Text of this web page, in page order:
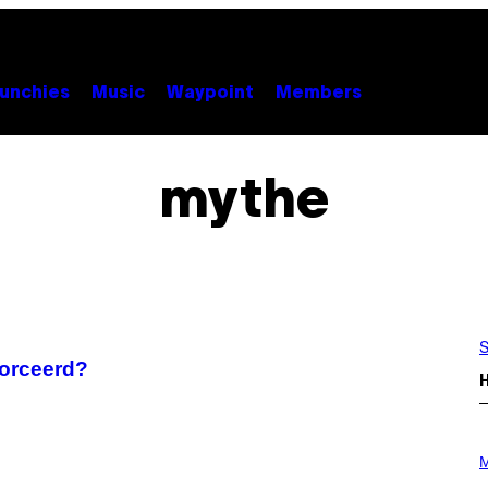
Music Waypoint Members
mythe
H